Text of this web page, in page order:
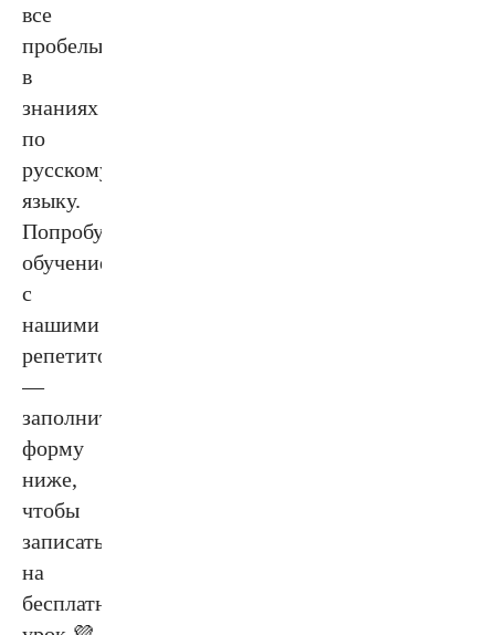
все
пробелы
в
знаниях
по
русскому
языку.
Попробуйте
обучение
с
нашими
репетиторами
—
заполните
форму
ниже,
чтобы
записаться
на
бесплатный